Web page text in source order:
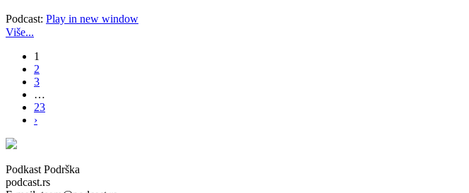
Podcast: Play in new window
Više...
1
2
3
…
23
›
Podkast Podrška
podcast.rs